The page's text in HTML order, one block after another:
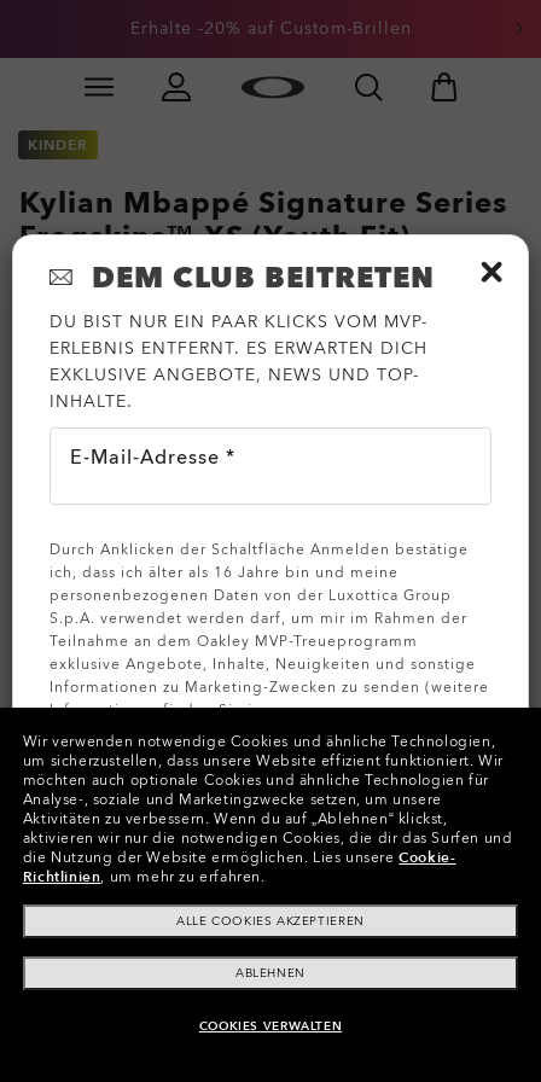
Skip to
content
Erhalte -20% auf Custom-Brillen
Slide 1 of 3. Erhalte -20% auf Custom-Brillen
ZUM WARENKORB HINZUFÜGEN
KINDER
Kylian Mbappé Signature Series
Frogskins™ XS (Youth Fit)
€124.00
Farben (1) GestellPolished Clear
Größe: M (119mm)-Diese Größe passt den
meisten Menschen.
PassformSchmale - Mit Hohem Steg
11-13 Jahre
Wir verwenden notwendige Cookies und ähnliche Technologien,
um sicherzustellen, dass unsere Website effizient funktioniert. Wir
möchten auch optionale Cookies und ähnliche Technologien für
Analyse-, soziale und Marketingzwecke setzen, um unsere
Aktivitäten zu verbessern. Wenn du auf „Ablehnen“ klickst,
aktivieren wir nur die notwendigen Cookies, die dir das Surfen und
die Nutzung der Website ermöglichen. Lies unsereCookie-
Richtlinien, um mehr zu erfahren.
ALLE COOKIES AKZEPTIEREN
ABLEHNEN
COOKIES VERWALTEN
DEM CLUB BEITRETEN
DU BIST NUR EIN PAAR KLICKS VOM MVP-
ERLEBNIS ENTFERNT. ES ERWARTEN DICH
EXKLUSIVE ANGEBOTE, NEWS UND TOP-
INHALTE.
E-Mail-Adresse *
Durch Anklicken der Schaltfläche Anmelden bestätige
ich, dass ich älter als 16 Jahre bin und meine
personenbezogenen Daten von der Luxottica Group
S.p.A. verwendet werden darf, um mir im Rahmen der
Teilnahme an dem Oakley MVP-Treueprogramm
exklusive Angebote, Inhalte, Neuigkeiten und sonstige
Informationen zu Marketing-Zwecken zu senden (weitere
Informationen finden Sie in unserer
Datenschutzbestimmungen ).
MELDEN SIE